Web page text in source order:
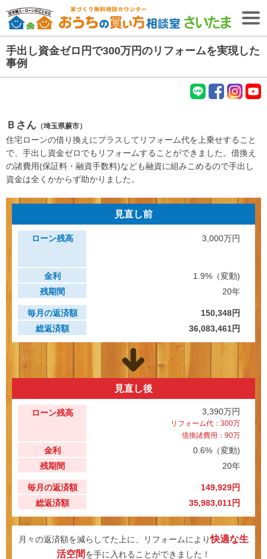
無料相談予約
【無料・2026年8月9日開催】
住宅購入専門
ファイナンシャルプランナー(FP) 紹介
初めてのお客様へ
ご相談者様の声
マンガで見る「おうちの買い方相談室 さいたま」
アクセス
会社概要
住宅ローン返済シミュレーション
【外部リンク】一般社団法人 住宅購入支援協会
【外部リンク】日本全国70店舗 おうちの買い方相談室グループ
手出し資金ゼロ円で300万円のリフォームを実現した
事例
Ｂさん （埼玉県蕨市）
住宅ローンの借り換えにプラスしてリフォーム代を上乗せすること
で、手出し資金ゼロでもリフォームすることができました。借換え
の諸費用(保証料・融資手数料)なども融資に組みこめるので手出し
資金は全くかからず助かりました。
見直し前
ローン残高 3,000万円
金利
1.9%（変動)
残期間
20年
毎月の返済額
150,348円
総返済額
36,083,461円
見直し後
ローン残高 3,390万円
リフォーム代：300万
借換諸費用：90万
金利
0.6%（変動)
残期間
20年
毎月の返済額
149,929円
総返済額
35,983,011円
月々の返済額を減らしてた上に、リフォームにより快適な生
活空間を手に入れることができました！